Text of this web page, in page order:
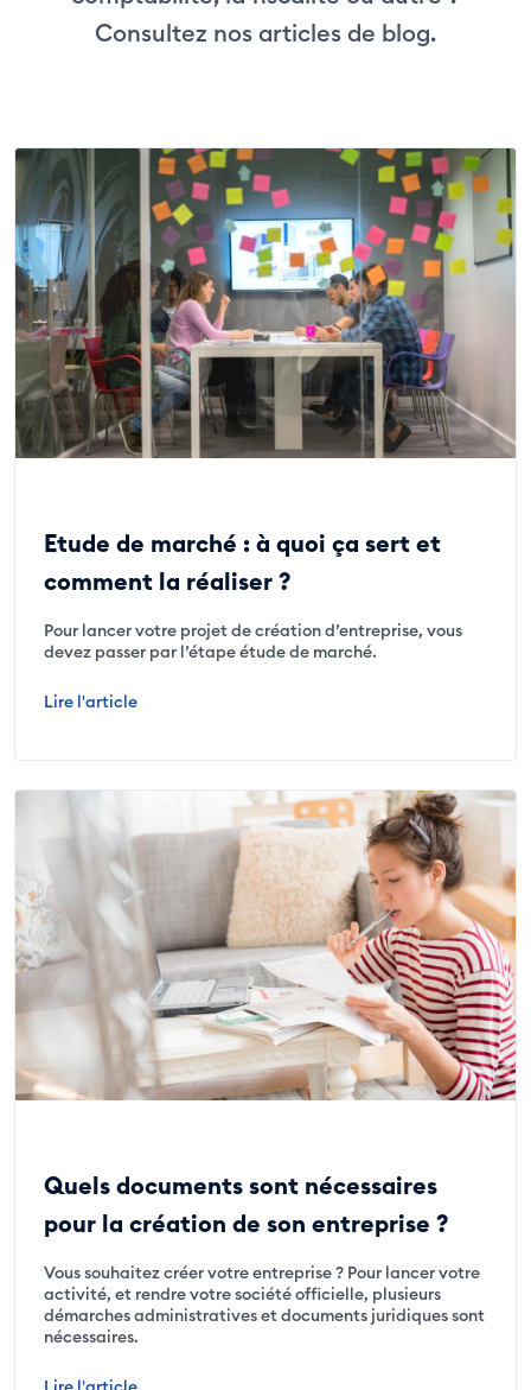
Consultez nos articles de blog.
Etude de marché : à quoi ça sert et
comment la réaliser ?
Pour lancer votre projet de création d’entreprise, vous
devez passer par l’étape étude de marché.
Lire l'article
Quels documents sont nécessaires
pour la création de son entreprise ?
Vous souhaitez créer votre entreprise ? Pour lancer votre
activité, et rendre votre société officielle, plusieurs
démarches administratives et documents juridiques sont
nécessaires.